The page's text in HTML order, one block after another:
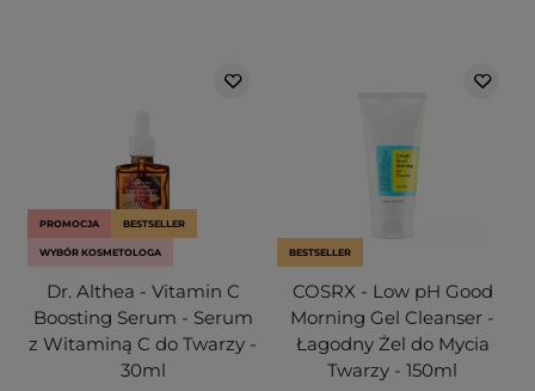
PROMOCJA BESTSELLER
WYBÓR KOSMETOLOGA
Dr. Althea - Vitamin C
Boosting Serum - Serum
z Witaminą C do Twarzy -
30ml
BESTSELLER
COSRX - Low pH Good
Morning Gel Cleanser -
Łagodny Żel do Mycia
Twarzy - 150ml